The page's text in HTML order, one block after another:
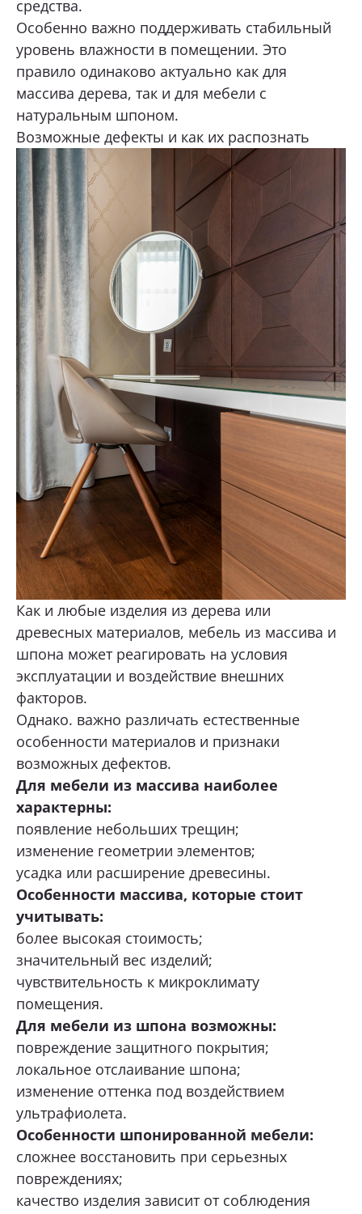
средства.
Особенно важно поддерживать стабильный
уровень влажности в помещении. Это
правило одинаково актуально как для
массива дерева, так и для мебели с
натуральным шпоном.
Возможные дефекты и как их распознать
Как и любые изделия из дерева или
древесных материалов, мебель из массива и
шпона может реагировать на условия
эксплуатации и воздействие внешних
факторов.
Однако. важно различать естественные
особенности материалов и признаки
возможных дефектов.
Для мебели из массива наиболее
характерны:
появление небольших трещин;
изменение геометрии элементов;
усадка или расширение древесины.
Особенности массива, которые стоит
учитывать:
более высокая стоимость;
значительный вес изделий;
чувствительность к микроклимату
помещения.
Для мебели из шпона возможны:
повреждение защитного покрытия;
локальное отслаивание шпона;
изменение оттенка под воздействием
ультрафиолета.
Особенности шпонированной мебели:
сложнее восстановить при серьезных
повреждениях;
качество изделия зависит от соблюдения